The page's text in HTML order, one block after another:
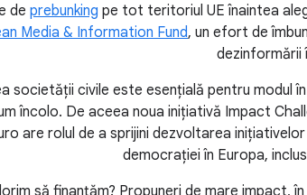
de prebunking pe tot teritoriul UE înaintea
Media & Information Fund, un efort de
dezinformării
societății civile este esențială pentru modul
încolo. De aceea noua inițiativă Impact
are rolul de a sprijini dezvoltarea
democrației în Europa,
să finanțăm? Propuneri de mare impact,